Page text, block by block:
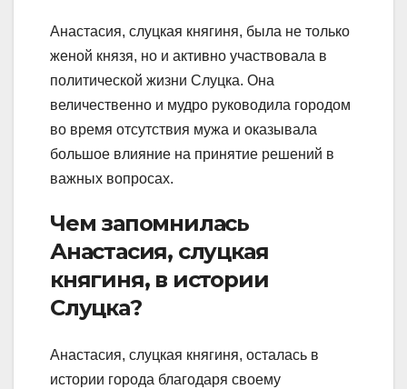
Анастасия, слуцкая княгиня, была не только
женой князя, но и активно участвовала в
политической жизни Слуцка. Она
величественно и мудро руководила городом
во время отсутствия мужа и оказывала
большое влияние на принятие решений в
важных вопросах.
Чем запомнилась
Анастасия, слуцкая
княгиня, в истории
Слуцка?
Анастасия, слуцкая княгиня, осталась в
истории города благодаря своему